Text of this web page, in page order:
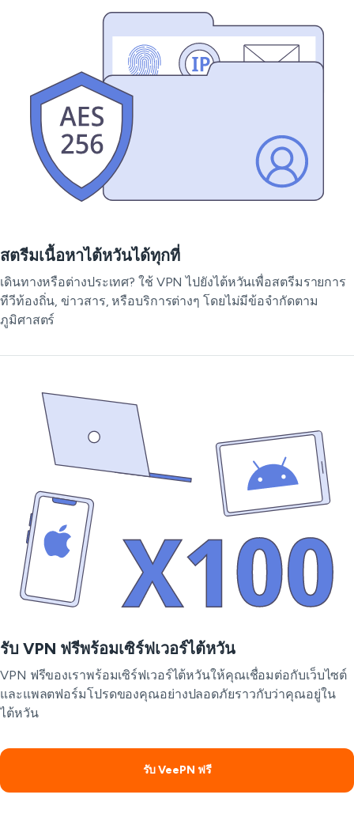
สตรีมเนื้อหาไต้หวันได้ทุกที่
เดินทางหรือต่างประเทศ? ใช้ VPN ไปยังไต้หวันเพื่อสตรีมรายการ
ทีวีท้องถิ่น, ข่าวสาร, หรือบริการต่างๆ โดยไม่มีข้อจำกัดตาม
ภูมิศาสตร์
รับ VPN ฟรีพร้อมเซิร์ฟเวอร์ไต้หวัน
VPN ฟรีของเราพร้อมเซิร์ฟเวอร์ไต้หวันให้คุณเชื่อมต่อกับเว็บไซต์
และแพลตฟอร์มโปรดของคุณอย่างปลอดภัยราวกับว่าคุณอยู่ใน
ไต้หวัน
รับ VeePN ฟรี